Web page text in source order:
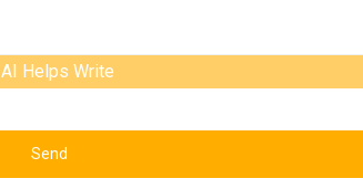
AI Helps Write
Send